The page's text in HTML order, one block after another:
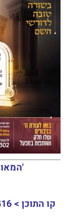
קו התוכן >